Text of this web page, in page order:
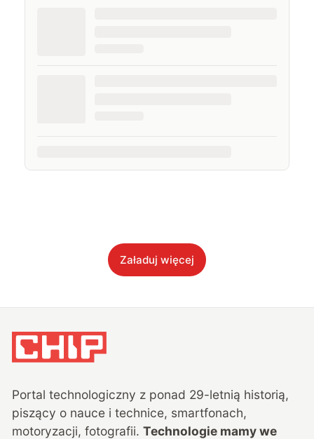
Załaduj więcej
Portal technologiczny z ponad 29-letnią historią,
piszący o nauce i technice, smartfonach,
motoryzacji, fotografii. Technologie mamy we